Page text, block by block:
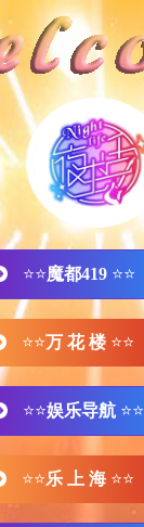
⭐⭐魔都419 ⭐⭐
⭐⭐万 花 楼 ⭐⭐
⭐⭐娱乐导航 ⭐⭐
⭐⭐乐 上 海 ⭐⭐